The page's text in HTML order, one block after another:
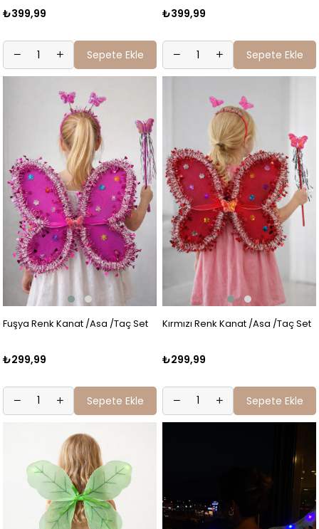
₺399,99
Sepete Ekle
₺399,99
Sepete Ekle
Fuşya Renk Kanat /Asa /Taç Set
₺299,99
Sepete Ekle
Kırmızı Renk Kanat /Asa /Taç Set
₺299,99
Sepete Ekle